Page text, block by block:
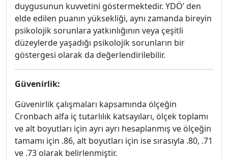
duygusunun kuvvetini göstermektedir. YDÖ’ den
elde edilen puanın yüksekliği, aynı zamanda bireyin
psikolojik sorunlara yatkınlığının veya çeşitli
düzeylerde yaşadığı psikolojik sorunların bir
göstergesi olarak da değerlendirilebilir.
Güvenirlik:
Güvenirlik çalışmaları kapsamında ölçeğin
Cronbach alfa iç tutarlılık katsayıları, ölçek toplamı
ve alt boyutları için ayrı ayrı hesaplanmış ve ölçeğin
tamamı için .86, alt boyutları için ise sırasıyla .80, .71
ve .73 olarak belirlenmiştir.